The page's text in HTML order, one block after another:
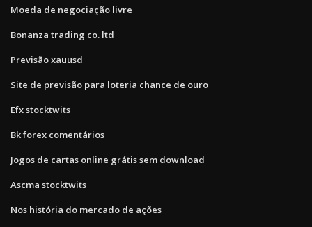
Moeda de negociação livre
Bonanza trading co. ltd
Previsão xauusd
Site de previsão para loteria chance de ouro
Efx stocktwits
Bk forex comentários
Jogos de cartas online grátis sem download
Ascma stocktwits
Nos história do mercado de ações